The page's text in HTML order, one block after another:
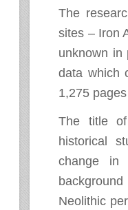
The
sites – Iron
unknown in
data which
1,275
The title of
historical
change in
Neolithic